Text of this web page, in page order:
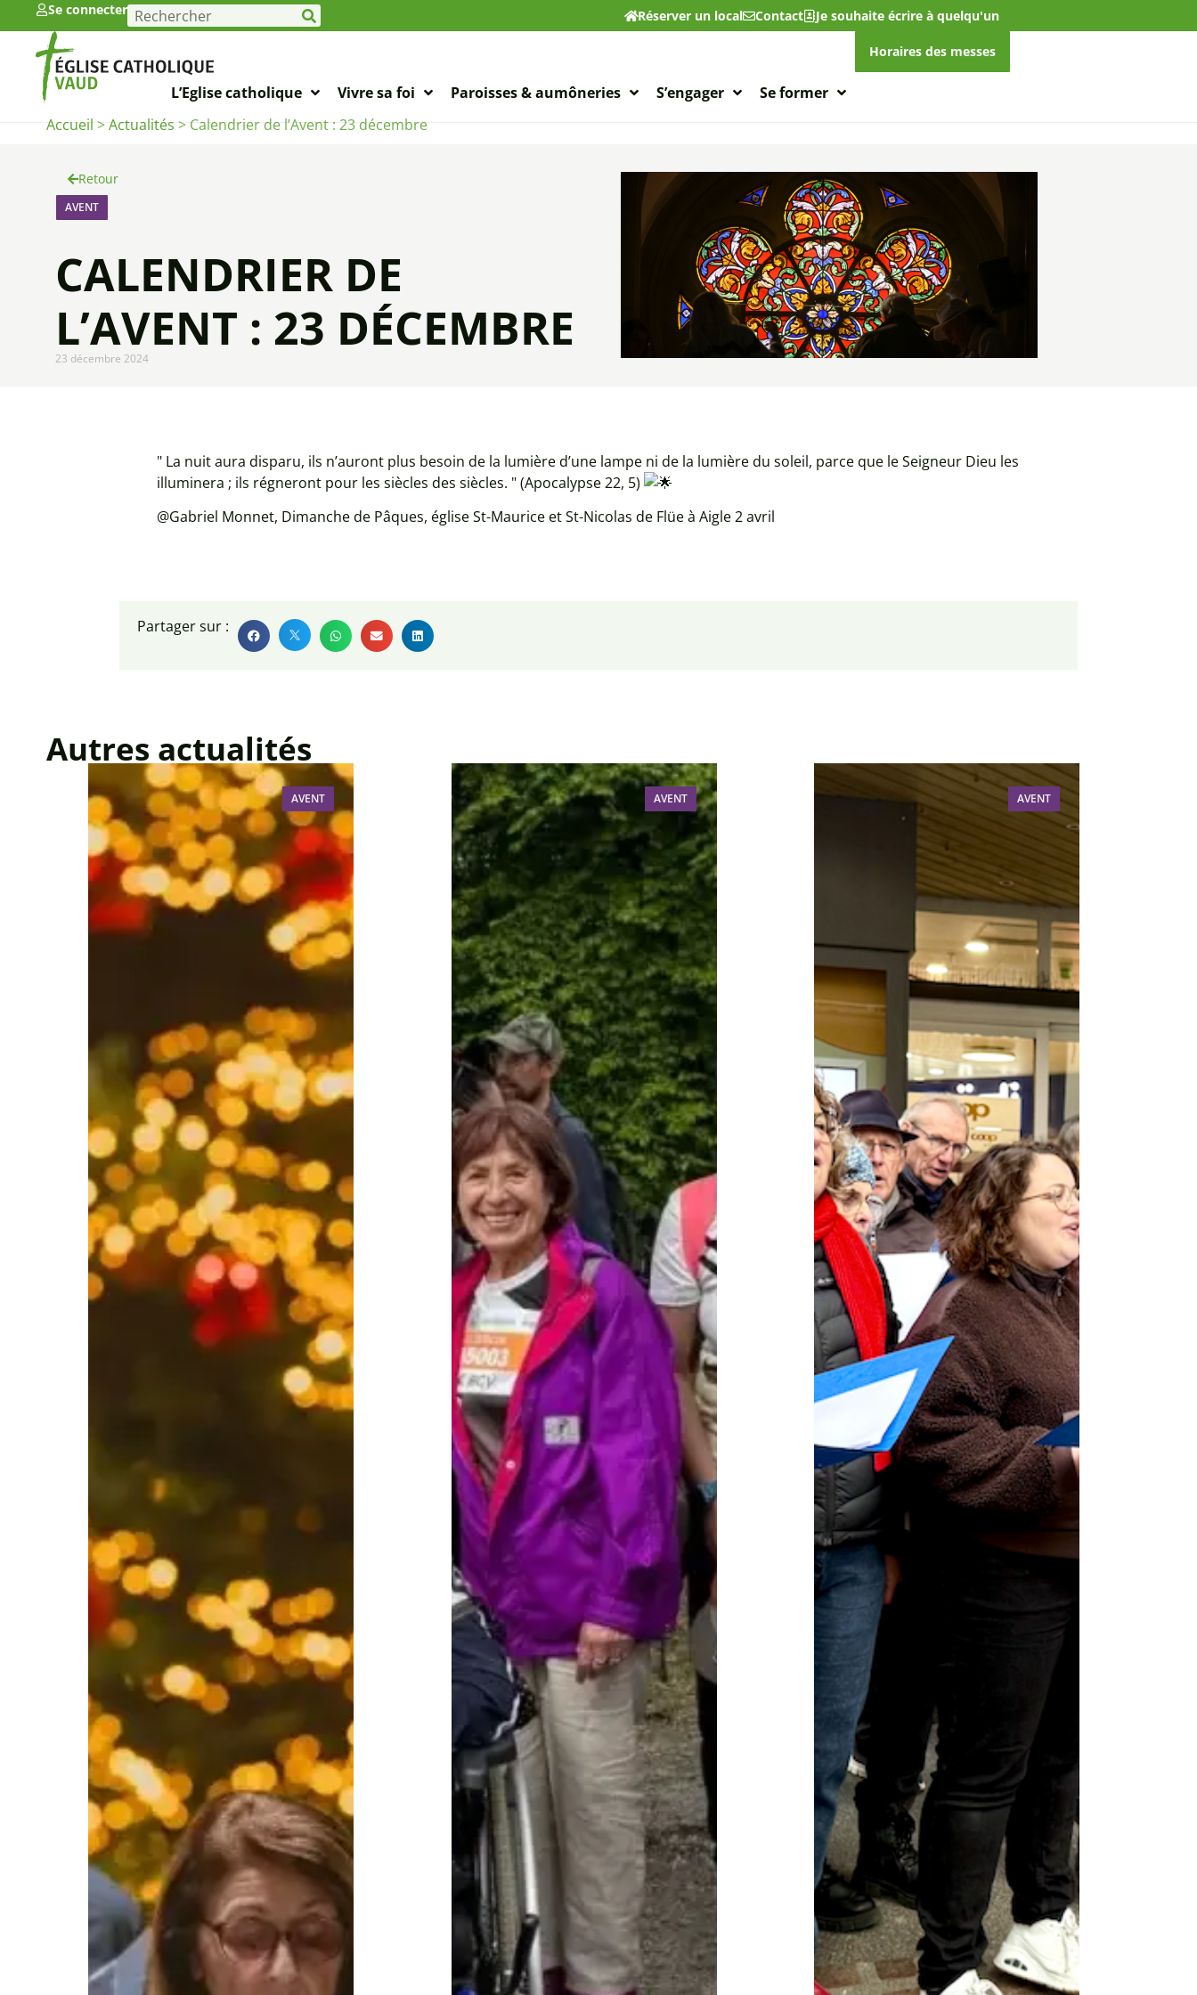
Se connecter Réserver un local Contact Je souhaite écrire à quelqu'un
L’Eglise catholique Vivre sa foi Paroisses & aumôneries S’engager Se former
Horaires des messes
Accueil >Actualités > Calendrier de l’Avent : 23 décembre
Retour
AVENT
CALENDRIER DE
L’AVENT : 23 DÉCEMBRE
23 décembre 2024
" La nuit aura disparu, ils n’auront plus besoin de la lumière d’une lampe ni de la lumière du soleil, parce que le Seigneur Dieu les
illuminera ; ils régneront pour les siècles des siècles. " (Apocalypse 22, 5)
@Gabriel Monnet, Dimanche de Pâques, église St-Maurice et St-Nicolas de Flüe à Aigle 2 avril
Partager sur :
Autres actualités
AVENT AVENT AVENT